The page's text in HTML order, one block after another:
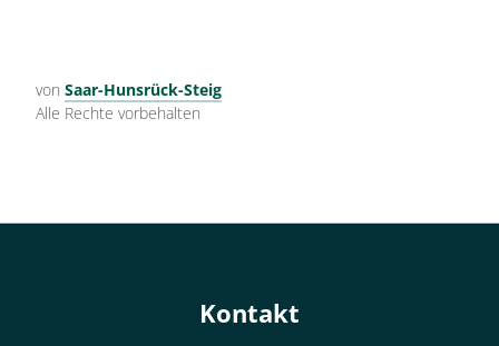
von Saar-Hunsrück-Steig
Alle Rechte vorbehalten
Kontakt